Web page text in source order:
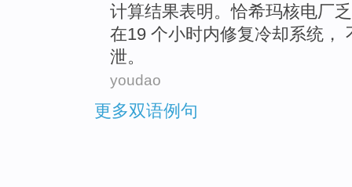
计算结果表明 。恰希玛核电厂乏
在19 个小时内修复冷却系统，
泄。
youdao
更多双语例句